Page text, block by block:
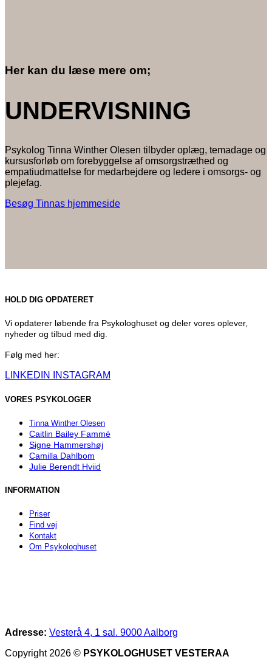
Her kan du læse mere om;
UNDERVISNING
Psykolog Tinna Winther Olesen tilbyder oplæg, temadage og
kursusforløb om forebyggelse af omsorgstræthed og
empatiudmattelse for medarbejdere og ledere i omsorgs- og
plejefag.
Besøg Tinnas hjemmeside
HOLD DIG OPDATERET
Vi opdaterer løbende fra Psykologhuset og deler vores oplever,
nyheder og tilbud med dig.
Følg med her:
LINKEDIN INSTAGRAM
VORES PSYKOLOGER
Tinna Winther Olesen
Caitlin Bailey Fammé
Signe Hammershøj
Camilla Dahlbom
Julie Berendt Hviid
INFORMATION
Priser
Find vej
Kontakt
Om Psykologhuset
Adresse: Vesterå 4, 1 sal. 9000 Aalborg
Copyright 2026 © PSYKOLOGHUSET VESTERAA